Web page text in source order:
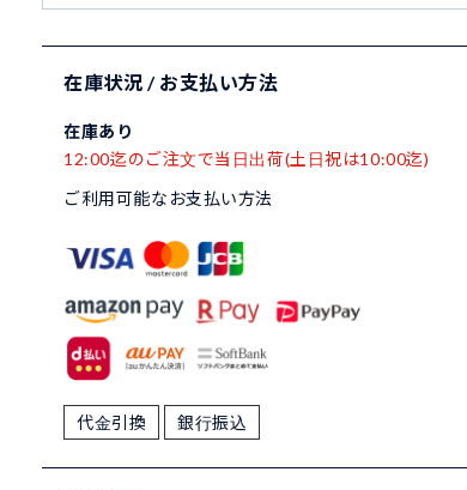
在庫状況 / お支払い方法
在庫あり
12:00迄のご注文で当日出荷(土日祝は10:00迄)
ご利用可能なお支払い方法
代金引換 銀行振込